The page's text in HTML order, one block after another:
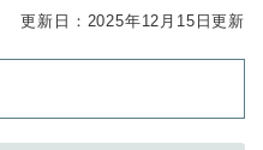
更新日：2025年12月15日更新